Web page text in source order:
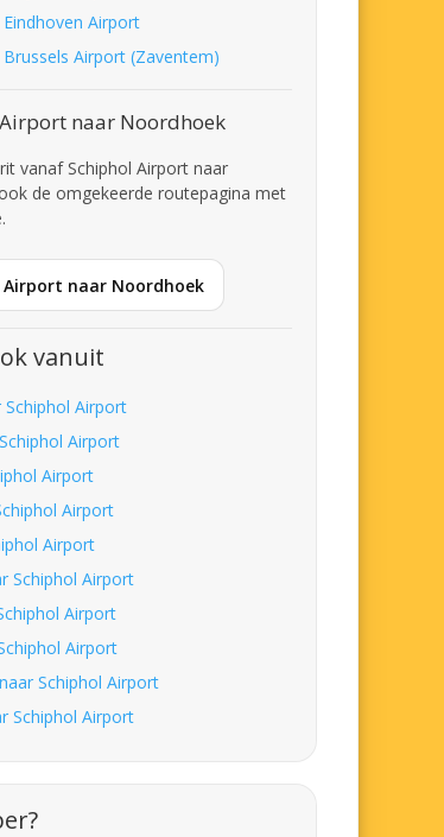
Airport
Airport (Zaventem)
naar Noordhoek
vanaf Schiphol Airport naar
de omgekeerde routepagina met
naar Noordhoek
vanuit
Airport
Airport
Airport
Airport
Airport
Schiphol Airport
Airport
Airport
Schiphol Airport
Schiphol Airport